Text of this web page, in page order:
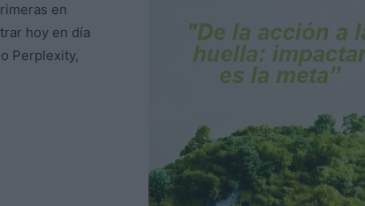
en
hoy en día
Perplexity,